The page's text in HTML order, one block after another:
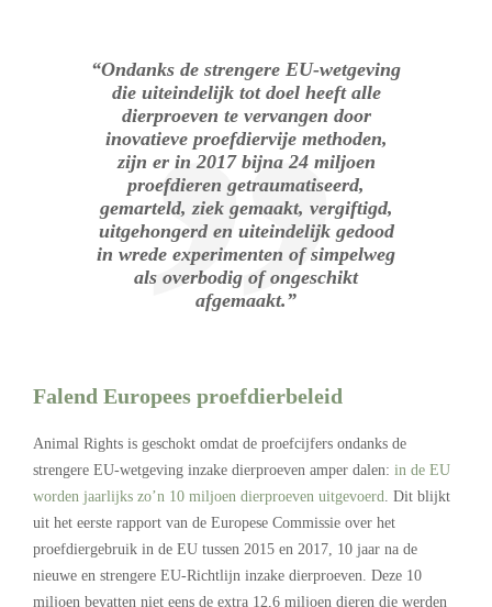
“Ondanks de strengere EU-wetgeving
die uiteindelijk tot doel heeft alle
dierproeven te vervangen door
inovatieve proefdiervije methoden,
zijn er in 2017 bijna 24 miljoen
proefdieren getraumatiseerd,
gemarteld, ziek gemaakt, vergiftigd,
uitgehongerd en uiteindelijk gedood
in wrede experimenten of simpelweg
als overbodig of ongeschikt
afgemaakt.”
Falend Europees proefdierbeleid
Animal Rights is geschokt omdat de proefcijfers ondanks de
strengere EU-wetgeving inzake dierproeven amper dalen: in de EU
worden jaarlijks zo’n 10 miljoen dierproeven uitgevoerd. Dit blijkt
uit het eerste rapport van de Europese Commissie over het
proefdiergebruik in de EU tussen 2015 en 2017, 10 jaar na de
nieuwe en strengere EU-Richtlijn inzake dierproeven. Deze 10
miljoen bevatten niet eens de extra 12,6 miljoen dieren die werden